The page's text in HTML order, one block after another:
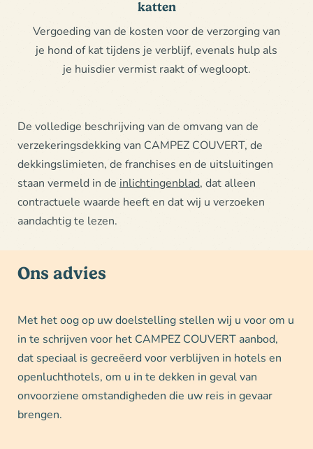
katten
Vergoeding van de kosten voor de verzorging van
je hond of kat tijdens je verblijf, evenals hulp als
je huisdier vermist raakt of wegloopt.
De volledige beschrijving van de omvang van de
verzekeringsdekking van CAMPEZ COUVERT, de
dekkingslimieten, de franchises en de uitsluitingen
staan vermeld in de inlichtingenblad, dat alleen
contractuele waarde heeft en dat wij u verzoeken
aandachtig te lezen.
Ons advies
Met het oog op uw doelstelling stellen wij u voor om u
in te schrijven voor het CAMPEZ COUVERT aanbod,
dat speciaal is gecreëerd voor verblijven in hotels en
openluchthotels, om u in te dekken in geval van
onvoorziene omstandigheden die uw reis in gevaar
brengen.